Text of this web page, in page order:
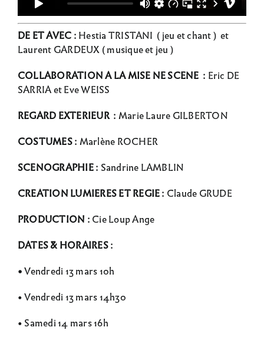
DE ET AVEC : Hestia TRISTANI ( jeu et chant ) et
Laurent GARDEUX ( musique et jeu )
COLLABORATION A LA MISE NE SCENE : Eric DE
SARRIA et Eve WEISS
REGARD EXTERIEUR : Marie Laure GILBERTON
COSTUMES : Marlène ROCHER
SCENOGRAPHIE : Sandrine LAMBLIN
CREATION LUMIERES ET REGIE : Claude GRUDE
PRODUCTION : Cie Loup Ange
DATES & HORAIRES :
•Vendredi 13 mars 10h
• Vendredi 13 mars 14h30
• Samedi 14 mars 16h